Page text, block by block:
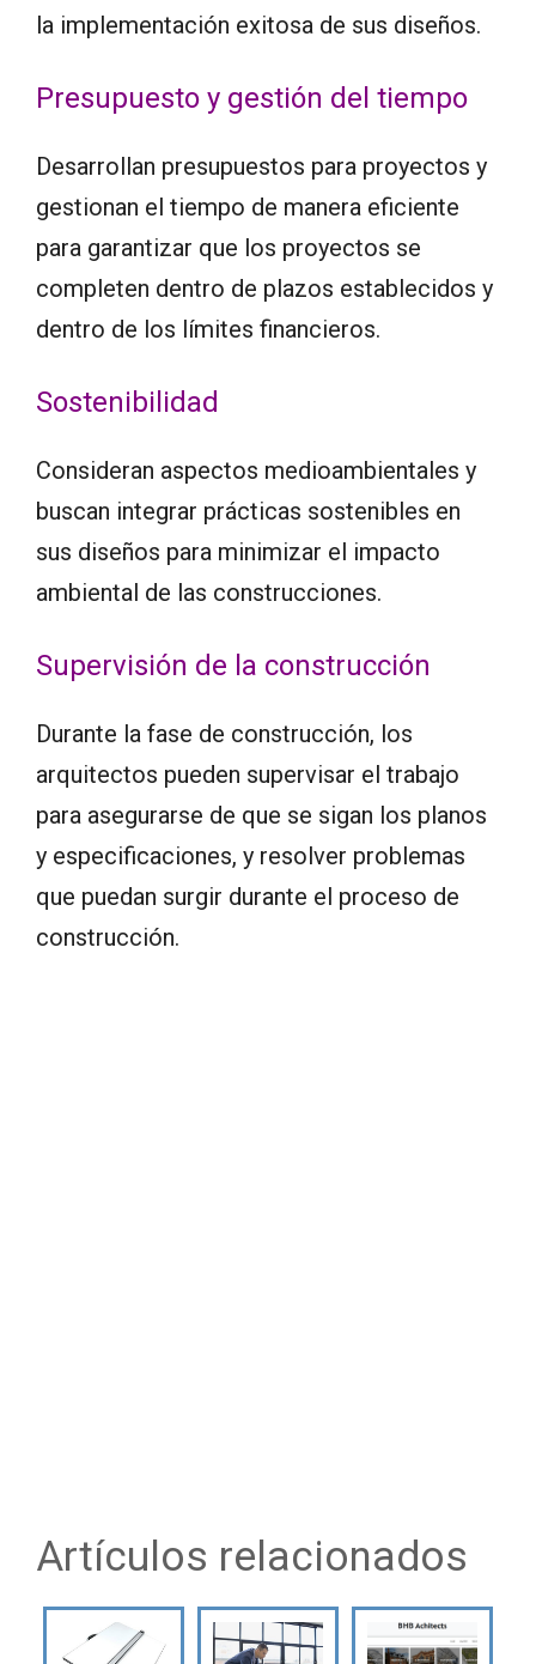
la implementación exitosa de sus diseños.
Presupuesto y gestión del tiempo
Desarrollan presupuestos para proyectos y
gestionan el tiempo de manera eficiente
para garantizar que los proyectos se
completen dentro de plazos establecidos y
dentro de los límites financieros.
Sostenibilidad
Consideran aspectos medioambientales y
buscan integrar prácticas sostenibles en
sus diseños para minimizar el impacto
ambiental de las construcciones.
Supervisión de la construcción
Durante la fase de construcción, los
arquitectos pueden supervisar el trabajo
para asegurarse de que se sigan los planos
y especificaciones, y resolver problemas
que puedan surgir durante el proceso de
construcción.
Artículos relacionados